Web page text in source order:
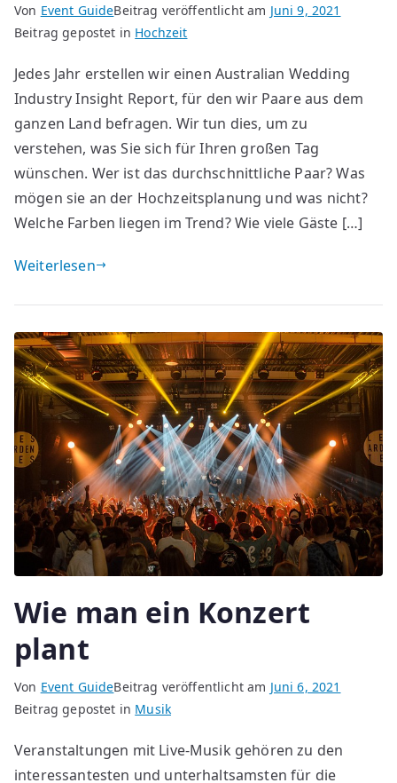
Von Event GuideBeitrag veröffentlicht am Juni 9, 2021
Beitrag gepostet in Hochzeit
Jedes Jahr erstellen wir einen Australian Wedding
Industry Insight Report, für den wir Paare aus dem
ganzen Land befragen. Wir tun dies, um zu
verstehen, was Sie sich für Ihren großen Tag
wünschen. Wer ist das durchschnittliche Paar? Was
mögen sie an der Hochzeitsplanung und was nicht?
Welche Farben liegen im Trend? Wie viele Gäste […]
Weiterlesen
Wie man ein Konzert
plant
Von Event GuideBeitrag veröffentlicht am Juni 6, 2021
Beitrag gepostet in Musik
Veranstaltungen mit Live-Musik gehören zu den
interessantesten und unterhaltsamsten für die